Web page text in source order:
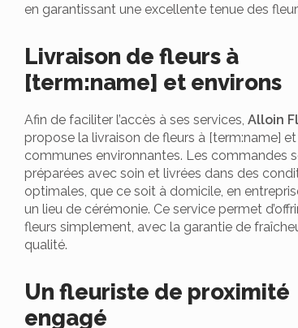
en garantissant une excellente tenue des
Livraison de fleurs à
[term:name] et environs
Afin de faciliter l’accès à ses services, Alloin
propose la livraison de fleurs à [term:name]
communes environnantes. Les commandes
préparées avec soin et livrées dans des
optimales, que ce soit à domicile, en
un lieu de cérémonie. Ce service permet
fleurs simplement, avec la garantie de
qualité.
Un fleuriste de proximité
engagé